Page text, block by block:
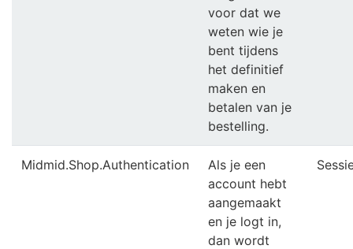
voor dat we
weten wie je
bent tijdens
het definitief
maken en
betalen van je
bestelling.
Midmid.Shop.Authentication
Als je een
account hebt
aangemaakt
en je logt in,
dan wordt